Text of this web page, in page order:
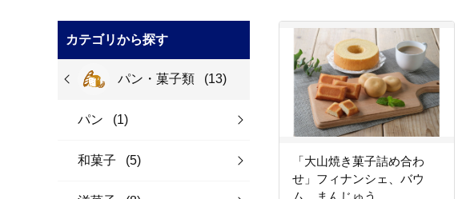
カテゴリから探す
パン・菓子類 (13)
パン (1)
和菓子 (5)
「大山焼き菓子詰め合わ
せ」フィナンシェ、バウ
ム、まんじゅう